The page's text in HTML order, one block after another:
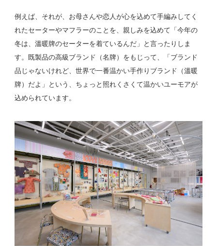
例えば、それが、 お母さんや恋人が心を込めて手編みしてく
れたセーターやマフラーのことを、親しみを込めて「今年の
冬は、溫暖牌のセーターを着ているんだ」と言ったりしま
す。既製品の高級ブランド（名牌）をもじって、「ブランド
品じゃないけれど、世界で一番温かい手作りブランド（溫暖
牌）だよ」という、ちょっと照れくさくて温かいユーモアが
込められています。